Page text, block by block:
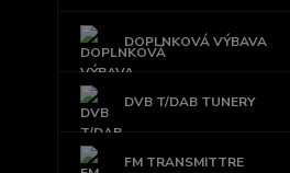
DOPLNKOVÁ VÝBAVA
DVB T/DAB TUNERY
FM TRANSMITTRE